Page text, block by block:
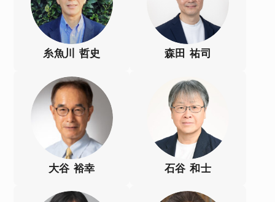
糸魚川 哲史 森田 祐司
大谷 裕幸 石谷 和士